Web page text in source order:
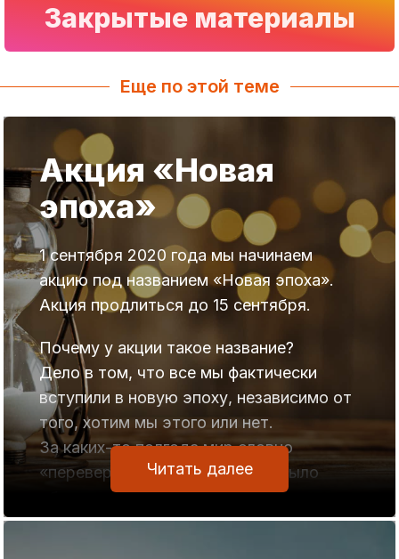
Закрытые материалы
Еще по этой теме
Акция «Новая
эпоха»
1 сентября 2020 года мы начинаем
акцию под названием «Новая эпоха».
Акция продлиться до 15 сентября.
Почему у акции такое название?
Дело в том, что все мы фактически
вступили в новую эпоху, независимо от
того, хотим мы этого или нет.
За каких-то полгода мир словно
«перевернулся»: то что вчера было
обычным — сегодня перестало
существовать или облекло иную форму.
Читать далее